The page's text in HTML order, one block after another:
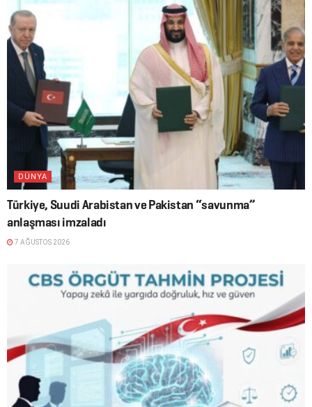
DÜNYA
Türkiye, Suudi Arabistan ve Pakistan “savunma”
anlaşması imzaladı
7 AĞUSTOS 2026